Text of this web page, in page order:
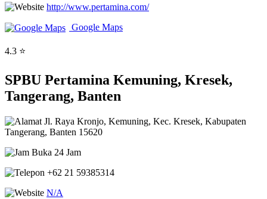
http://www.pertamina.com/
Google Maps
4.3 ⭐
SPBU Pertamina Kemuning, Kresek,
Tangerang, Banten
Jl. Raya Kronjo, Kemuning, Kec. Kresek, Kabupaten
Tangerang, Banten 15620
Buka 24 Jam
+62 21 59385314
N/A